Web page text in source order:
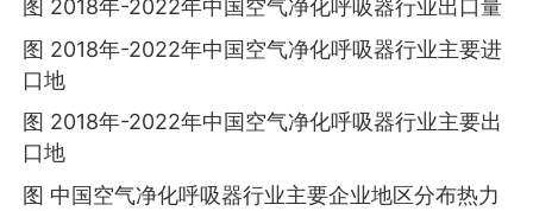
图 2018年-2022年中国空气净化呼吸器行业出口量
图 2018年-2022年中国空气净化呼吸器行业主要进
口地
图 2018年-2022年中国空气净化呼吸器行业主要出
口地
图 中国空气净化呼吸器行业主要企业地区分布热力